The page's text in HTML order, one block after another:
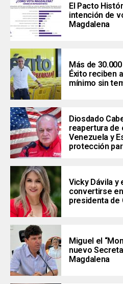
El Pacto
intención de
Magdalena
Más de
Éxito reciben
mínimo sin
Diosdado
reapertura de
Venezuela y
protección
Vicky Dávila y
convertirse
presidenta de
Miguel el
nuevo
Magdalena